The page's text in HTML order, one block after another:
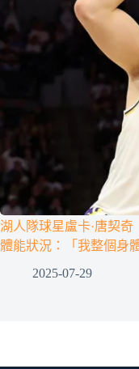
湖人隊球星盧卡·唐契奇
體能狀況：「我整個身
2025-07-29